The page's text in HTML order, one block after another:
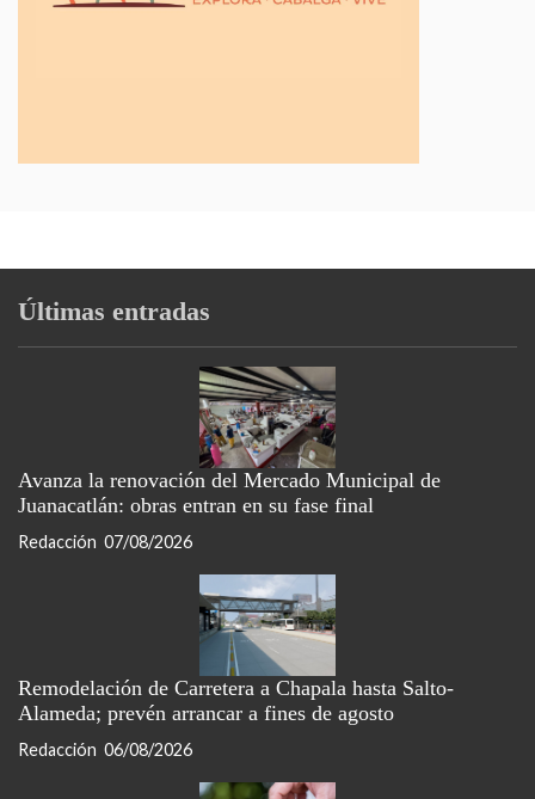
Últimas entradas
Avanza la renovación del Mercado Municipal de
Juanacatlán: obras entran en su fase final
Redacción 07/08/2026
Remodelación de Carretera a Chapala hasta Salto-
Alameda; prevén arrancar a fines de agosto
Redacción 06/08/2026